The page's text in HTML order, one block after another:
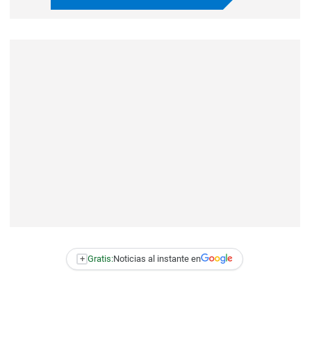
+ Gratis:Noticias al instante en